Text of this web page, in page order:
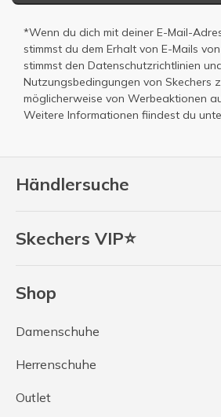
Händlersuche
Skechers VIP⭐
Shop
Damenschuhe
Herrenschuhe
Outlet
*Wenn du dich mit deiner E-Mail-
stimmst du dem Erhalt von E-Mails
stimmst den Datenschutzrichtlinien
Nutzungsbedingungen von Skechers
möglicherweise von Werbeaktionen
Weitere Informationen fiindest du